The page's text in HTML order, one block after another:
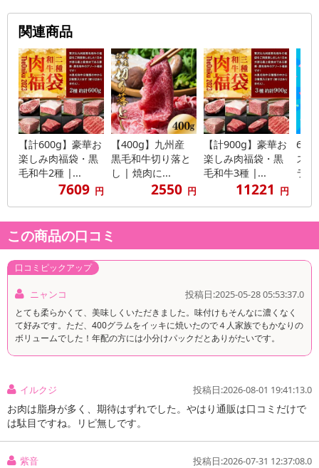
関連商品
【計600g】豪華お
楽しみ肉福袋・黒
毛和牛2種 |...
7609 円
【400g】九州産
黒毛和牛切り落と
し | 焼肉に...
2550 円
【計900g】豪華お
楽しみ肉福袋・黒
毛和牛3種 |...
11221 円
ス
ラ
この商品の口コミ
口コミピックアップ
ニャンコ 投稿日:2025-05-28 05:53:37.0
とても柔らかくて、美味しくいただきました。味付けもそんなに濃くなく
て好みです。ただ、400グラムをイッキに焼いたので４人家族でもかなりの
ボリュームでした！年配の方には小分けパックだとありがたいです。
イルクジ 投稿日:2026-08-01 19:41:13.0
お肉は脂身が多く、期待はずれでした。やはり通販は口コミだけで
は駄目ですね。リピ無しです。
紫音 投稿日:2026-07-31 12:37:08.0